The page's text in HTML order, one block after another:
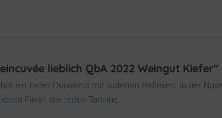
lieblich QbA 2022 Weingut Kiefer"
ein tiefes Dunkelrot mit violetten Reflexen. In der
Finish der reifen Tannine.